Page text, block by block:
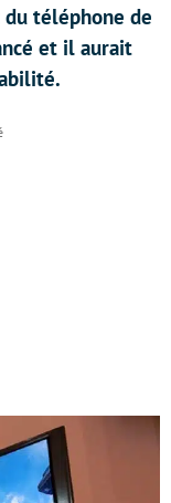
téléphone de
et il aurait